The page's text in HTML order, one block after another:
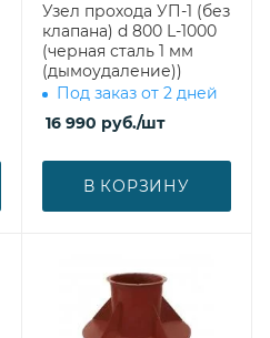
Узел прохода УП-1 (без
клапана) d 800 L-1000
(черная сталь 1 мм
(дымоудаление))
Под заказ от 2 дней
16 990 руб./шт
В КОРЗИНУ